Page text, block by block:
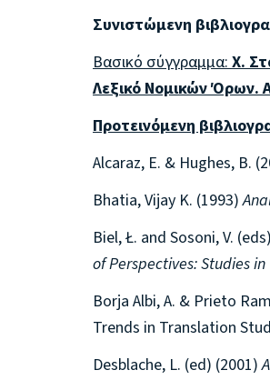
Συνιστώμενη
Βασικό σύγγραμμα:Χ.
Λεξικό Νομικών Όρων.
Προτεινόμενη
Alcaraz, E. & Hughes, B.
Bhatia, Vijay K. (1993)
Biel, Ł. and Sosoni, V.
of Perspectives: Studies
Borja Albi, A. & Prieto
Trends in Translation
Desblache, L. (ed) (2001)